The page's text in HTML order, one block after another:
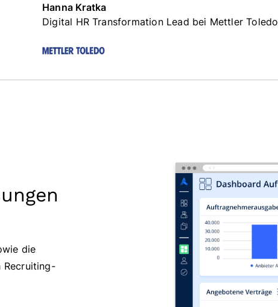
Hanna Kratka
Digital HR Transformation Lead bei Mettler Toledo
die
Recruiting-